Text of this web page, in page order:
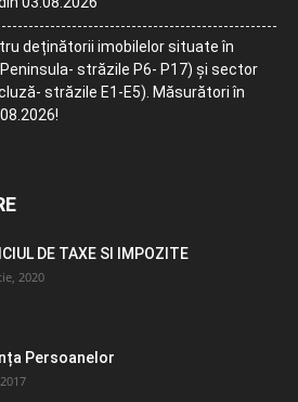
deținătorii imobilelor situate în
străzile P6- P17) și sector
străzile E1-E5). Măsurători în
DE TAXE SI IMPOZITE
2020
Persoanelor